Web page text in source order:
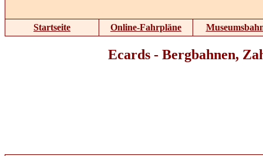
Startseite Online-Fahrpläne
Ecards - Bergbahnen,